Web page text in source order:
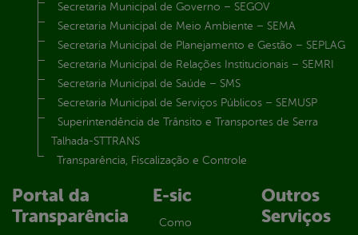
Secretaria Municipal de Governo – SEGOV
Secretaria Municipal de Meio Ambiente – SEMA
Secretaria Municipal de Planejamento e Gestão – SEPLAG
Secretaria Municipal de Relações Institucionais – SEMRI
Secretaria Municipal de Saúde – SMS
Secretaria Municipal de Serviços Públicos – SEMUSP
Superintendência de Trânsito e Transportes de Serra
Talhada-STTRANS
Transparência, Fiscalização e Controle
Portal da
Transparência
E-sic
Como
Outros
Serviços